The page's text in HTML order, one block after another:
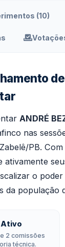
(10)
ANDRÉ
nas
PB.
ativamente
o
da população
Ativo
2 comissões
técnica.